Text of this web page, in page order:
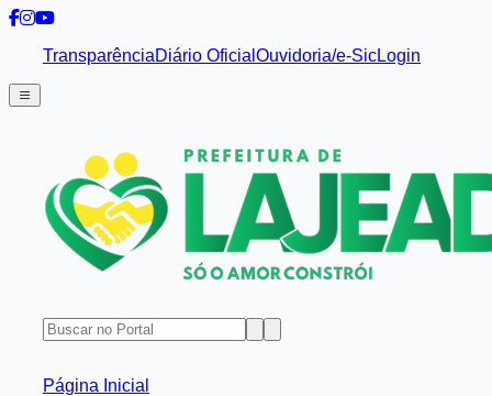
TransparênciaDiário Oficial Ouvidoria/e-SicLogin
Página Inicial